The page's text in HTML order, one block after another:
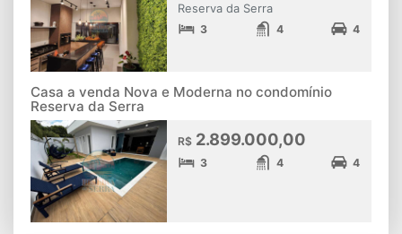
Reserva da Serra
3 4 4
Casa a venda Nova e Moderna no condomínio
Reserva da Serra
R$ 2.899.000,00
3 4 4